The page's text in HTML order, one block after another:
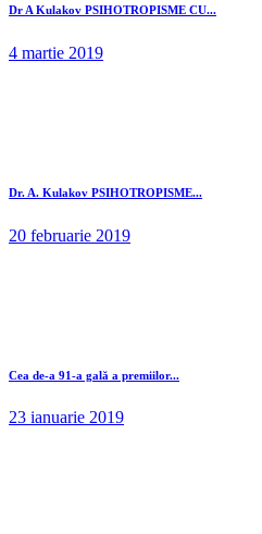
Dr A Kulakov PSIHOTROPISME CU...
4 martie 2019
Dr. A. Kulakov PSIHOTROPISME...
20 februarie 2019
Cea de-a 91-a gală a premiilor...
23 ianuarie 2019